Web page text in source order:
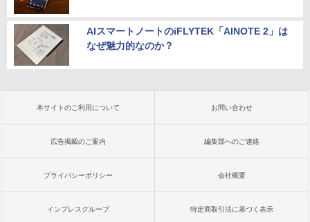
AIスマートノートのiFLYTEK「AINOTE 2」は
なぜ魅力的なのか？
本サイトのご利用について お問い合わせ
広告掲載のご案内 編集部へのご連絡
プライバシーポリシー 会社概要
インプレスグループ 特定商取引法に基づく表示